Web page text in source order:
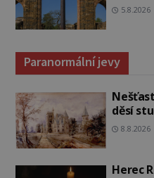
5.8.2026
Paranormální jevy
děsí
8.8.2026
Herec